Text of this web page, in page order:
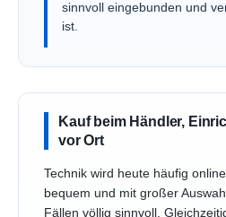
sinnvoll eingebunden und
ist.
Kauf beim Händler,
vor Ort
Technik wird heute häufig
bequem und mit großer
Fällen völlig sinnvoll.